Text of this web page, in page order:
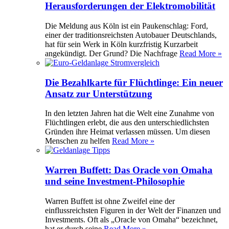
Herausforderungen der Elektromobilität
Die Meldung aus Köln ist ein Paukenschlag: Ford,
einer der traditionsreichsten Autobauer Deutschlands,
hat für sein Werk in Köln kurzfristig Kurzarbeit
angekündigt. Der Grund? Die Nachfrage Read More »
Die Bezahlkarte für Flüchtlinge: Ein neuer
Ansatz zur Unterstützung
In den letzten Jahren hat die Welt eine Zunahme von
Flüchtlingen erlebt, die aus den unterschiedlichsten
Gründen ihre Heimat verlassen müssen. Um diesen
Menschen zu helfen Read More »
Warren Buffett: Das Oracle von Omaha
und seine Investment-Philosophie
Warren Buffett ist ohne Zweifel eine der
einflussreichsten Figuren in der Welt der Finanzen und
Investments. Oft als „Oracle von Omaha“ bezeichnet,